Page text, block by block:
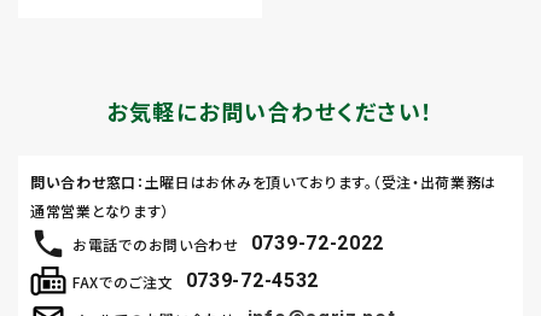
お気軽にお問い合わせください！
お電話でのお問い合わせ 0739-72-2022
FAXでのご注文 0739-72-4532
問い合わせ窓口 ：土曜日はお休みを頂いております。（受注・出荷業務は
通常営業となります）